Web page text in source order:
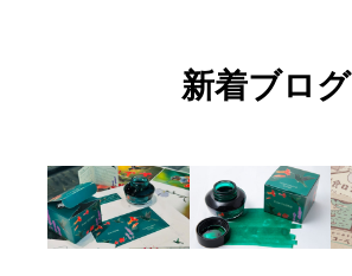
新着ブログ